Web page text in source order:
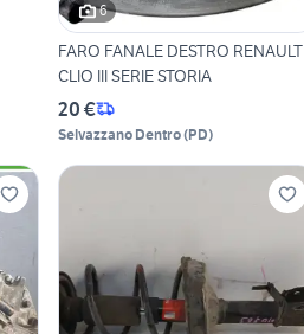
6
FARO FANALE DESTRO RENAULT
CLIO III SERIE STORIA
20 €
Selvazzano Dentro(PD)